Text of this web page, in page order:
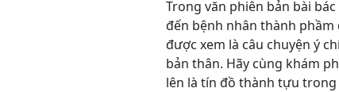
Trong văn phiên bản bài
đến bệnh nhân thành phầm
được xem là câu chuyện ý
bản thân. Hãy cùng khám
lên là tín đồ thành tựu